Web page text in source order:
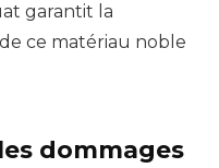
garantit la
ce matériau noble
dommages